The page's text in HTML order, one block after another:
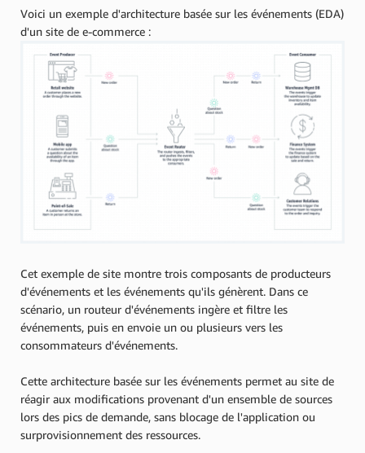
Voici un exemple d'architecture basée sur les événements (EDA)
d'un site de e-commerce :
Cet exemple de site montre trois composants de producteurs
d'événements et les événements qu'ils génèrent. Dans ce
scénario, un routeur d'événements ingère et filtre les
événements, puis en envoie un ou plusieurs vers les
consommateurs d'événements.
Cette architecture basée sur les événements permet au site de
réagir aux modifications provenant d'un ensemble de sources
lors des pics de demande, sans blocage de l'application ou
surprovisionnement des ressources.